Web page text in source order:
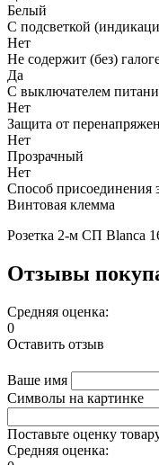
Белый
С подсветкой
Нет
Не содержит (без)
Да
С выключателем
Нет
Защита от
Нет
Прозрачный
Нет
Способ присоединения
Винтовая клемма
Розетка 2-м СП Blanca
Отзывы
Средняя оценка:
0
Оставить отзыв
Ваше имя
Символы на картинке
Поставьте оценку
Средняя оценка: